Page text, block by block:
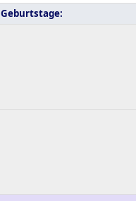
Geburtstage: